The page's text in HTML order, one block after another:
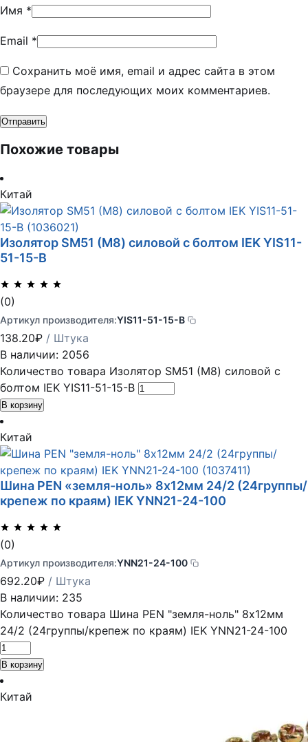
Имя *
Email *
Сохранить моё имя, email и адрес сайта в этом
браузере для последующих моих комментариев.
Похожие товары
Китай
Изолятор SM51 (М8) силовой с болтом IEK YIS11-
51-15-B
(0)
Артикул производителя:YIS11-51-15-B
138.20₽ / Штука
В наличии: 2056
Количество товара Изолятор SM51 (М8) силовой с
болтом IEK YIS11-51-15-B
В корзину
Китай
Шина PEN «земля-ноль» 8х12мм 24/2 (24группы/
крепеж по краям) IEK YNN21-24-100
(0)
Артикул производителя:YNN21-24-100
692.20₽ / Штука
В наличии: 235
Количество товара Шина PEN "земля-ноль" 8х12мм
24/2 (24группы/крепеж по краям) IEK YNN21-24-100
В корзину
Китай